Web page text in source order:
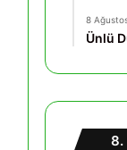
8
Ünlü
8.